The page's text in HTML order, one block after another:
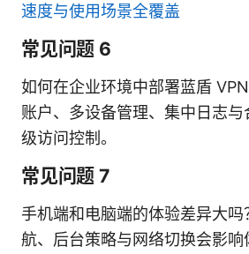
速度与使用场景全覆盖
常见问题 6
如何在企业环境中部署蓝盾
账户、多设备管理、集中日志
级访问控制。
常见问题 7
手机端和电脑端的体验差异大吗
航、后台策略与网络切换会影